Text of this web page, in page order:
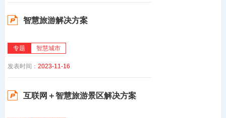
智慧旅游解决方案
专题 智慧城市
发表时间： 2023-11-16
互联网＋智慧旅游景区解决方案